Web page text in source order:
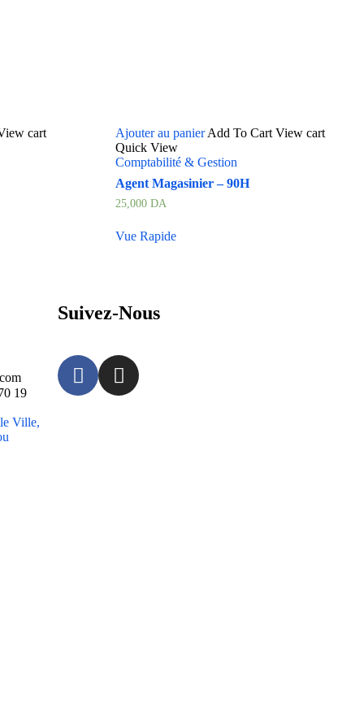
cart Ajouter au panier Add To Cart View cart
Quick View
Comptabilité & Gestion
Agent Magasinier – 90H
25,000 DA
Vue Rapide
19
Ville,
Suivez-Nous